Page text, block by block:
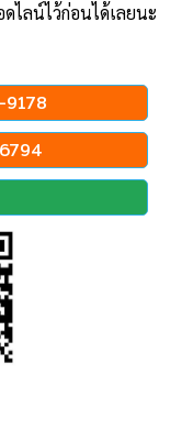
ลน์ไว้ก่อนได้เลยนะ